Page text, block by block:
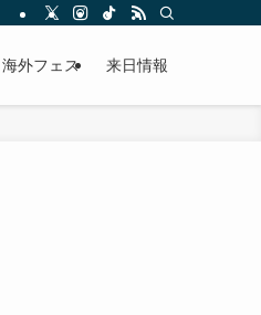
海外フェス 来日情報